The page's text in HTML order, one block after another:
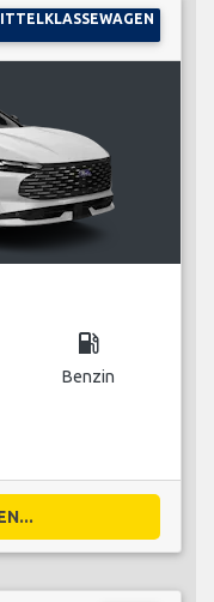
local_gas_station
Benzin